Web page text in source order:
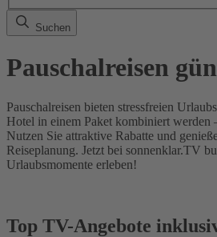
Suchen
Pauschalreisen
Pauschalreisen bieten stressfreien
Hotel in einem Paket kombiniert werden
Nutzen Sie attraktive Rabatte und
Reiseplanung. Jetzt bei sonnenklar.TV
Urlaubsmomente erleben!
Top TV-Angebote